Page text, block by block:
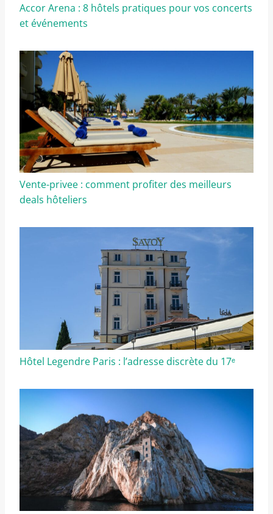
Accor Arena : 8 hôtels pratiques pour vos concerts
et événements
Vente-privee : comment profiter des meilleurs
deals hôteliers
Hôtel Legendre Paris : l’adresse discrète du 17ᵉ